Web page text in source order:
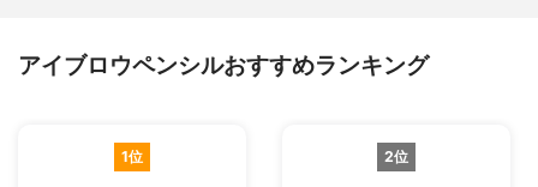
アイブロウペンシルおすすめランキング
1位 2位